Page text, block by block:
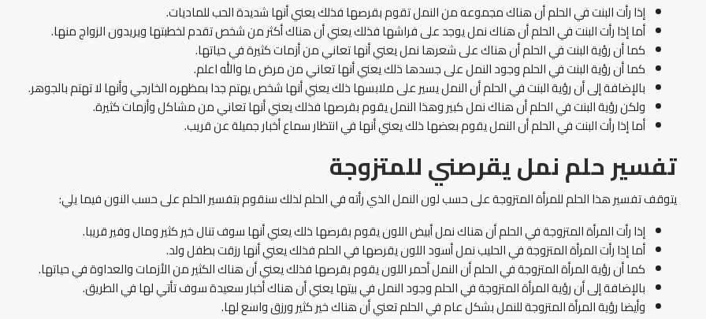
إذا رأت البنت في الحلم أن هناك مجموعه من النمل تقوم بقرصها فذلك يعني أنها شديدة الحب للماديات.
أما إذا رأت البنت في الحلم أن هناك نمل يوجد على فراشها فذلك يعني أن هناك أكثر من شخص تقدم لخطبتها ويريدون الزواج منها.
كما أن رؤية البنت في الحلم أن هناك على شعرها نمل يعني أنها تعاني من أزمات كثيرة في حياتها.
كما أن رؤية البنت في الحلم وجود النمل على جسدها ذلك يعني أنها تعاني من مرض ما والله اعلم.
بالإضافة إلى أن رؤية البنت في الحلم أن النمل يسير على ملابسها ذلك يعني أنها شخص يهتم جدا بمظهره الخارجي وأنها لا تهتم بالجوهر.
ولكن رؤية البنت في الحلم أن هناك نمل كبير وهذا النمل يقوم بقرصها فذلك يعني أنها تعاني من مشاكل وأزمات كثيرة.
أما إذا رأت البنت في الحلم أن النمل يقوم بعضها ذلك يعني أنها في انتظار سماع أخبار جميلة عن قريب.
تفسير حلم نمل يقرصني للمتزوجة
يتوقف تفسير هذا الحلم للمرأة المتزوجة على حسب لون النمل الذي رأته في الحلم لذلك سنقوم بتفسير الحلم على حسب النون فيما يلي:
إذا رأت المرأة المتزوجة في الحلم أن هناك نمل أبيض اللون يقوم بقرصها ذلك يعني أنها سوف تنال خير كثير ومال وفير قريبا.
أما إذا رأت المرأة المتزوجة في الحليب نمل أسود اللون يقرصها في الحلم فذلك يعني أنها رزقت بطفل ولد.
كما أن رؤية المرأة المتزوجة في الحلم أن النمل أحمر اللون يقوم بقرصها فذلك يعني أن هناك الكثير من الأزمات والعداوة في حياتها.
بالإضافة إلى أن رؤية المرأة المتزوجة في الحلم وجود النمل في بيتها يعني أن هناك أخبار سعيدة سوف تأتي لها في الطريق.
وأيضا رؤية المرأة المتزوجة للنمل بشكل عام في الحلم تعني أن هناك خير كثير ورزق واسع لها.